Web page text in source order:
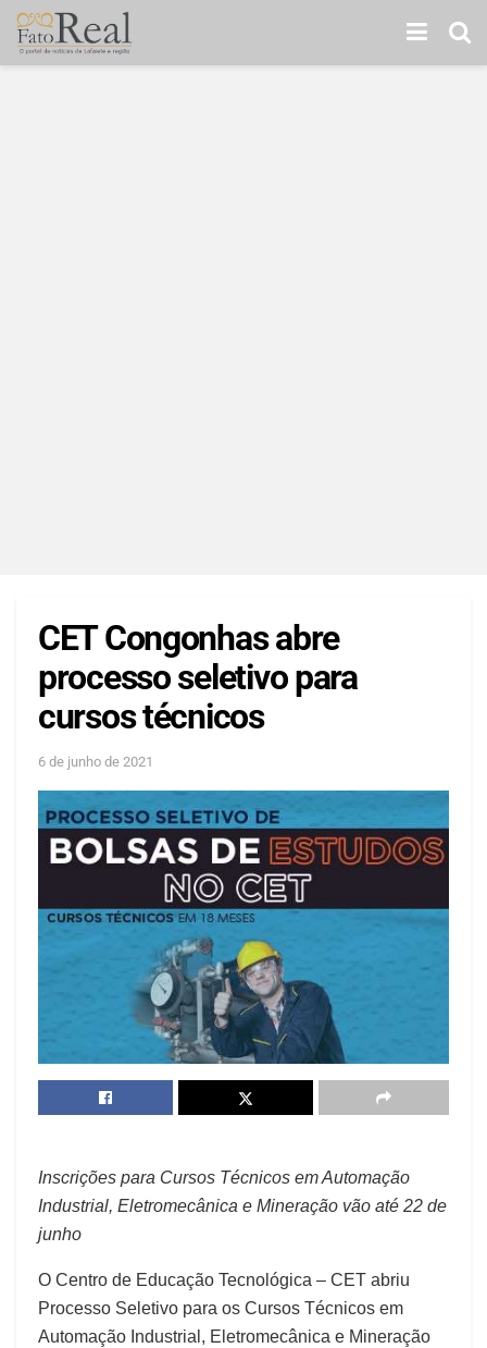
CET Congonhas abre
processo seletivo para
cursos técnicos
6 de junho de 2021
Inscrições para Cursos Técnicos em Automação
Industrial, Eletromecânica e Mineração vão até 22 de
junho
O Centro de Educação Tecnológica – CET abriu
Processo Seletivo para os Cursos Técnicos em
Automação Industrial, Eletromecânica e Mineração